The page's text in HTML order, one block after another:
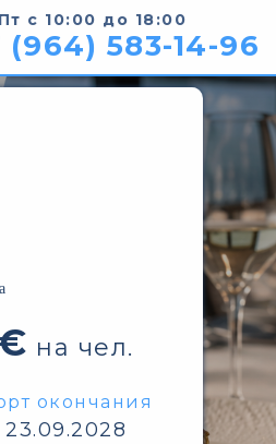
с 10:00 до 18:00
(964) 583-14-96
на чел.
окончания
23.09.2028